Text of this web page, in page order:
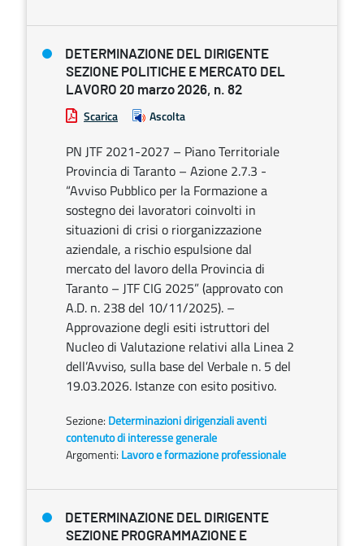
DETERMINAZIONE DEL DIRIGENTE
SEZIONE POLITICHE E MERCATO DEL
LAVORO 20 marzo 2026, n. 82
Scarica Ascolta
PN JTF 2021-2027 – Piano Territoriale
Provincia di Taranto – Azione 2.7.3 -
“Avviso Pubblico per la Formazione a
sostegno dei lavoratori coinvolti in
situazioni di crisi o riorganizzazione
aziendale, a rischio espulsione dal
mercato del lavoro della Provincia di
Taranto – JTF CIG 2025” (approvato con
A.D. n. 238 del 10/11/2025). –
Approvazione degli esiti istruttori del
Nucleo di Valutazione relativi alla Linea 2
dell’Avviso, sulla base del Verbale n. 5 del
19.03.2026. Istanze con esito positivo.
Sezione: Determinazioni dirigenziali aventi
contenuto di interesse generale
Argomenti: Lavoro e formazione professionale
DETERMINAZIONE DEL DIRIGENTE
SEZIONE PROGRAMMAZIONE E